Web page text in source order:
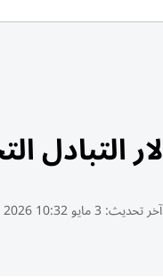
آخر تحديث: 3 مايو 10:32 2026